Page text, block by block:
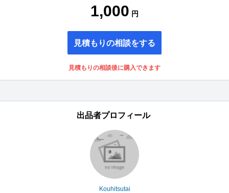
1,000 円
見積もりの相談をする
見積もりの相談後に購入できます
出品者プロフィール
Kouhitsutai